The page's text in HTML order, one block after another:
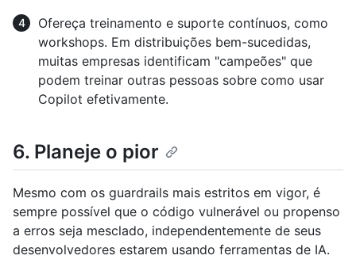
Ofereça treinamento e suporte contínuos, como
workshops. Em distribuições bem-sucedidas,
muitas empresas identificam "campeões" que
podem treinar outras pessoas sobre como usar
Copilot efetivamente.
6. Planeje o pior
Mesmo com os guardrails mais estritos em vigor, é
sempre possível que o código vulnerável ou propenso
a erros seja mesclado, independentemente de seus
desenvolvedores estarem usando ferramentas de IA.